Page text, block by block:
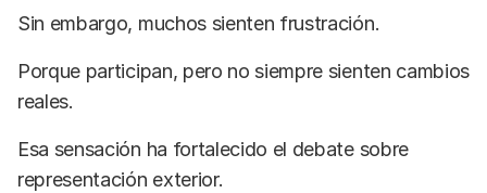
Sin embargo, muchos sienten frustración.
Porque participan, pero no siempre sienten cambios
reales.
Esa sensación ha fortalecido el debate sobre
representación exterior.